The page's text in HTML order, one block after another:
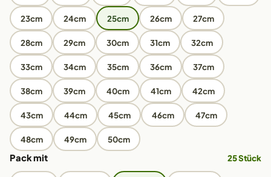
23cm 24cm 25cm 26cm 27cm
28cm 29cm 30cm 31cm 32cm
33cm 34cm 35cm 36cm 37cm
38cm 39cm 40cm 41cm 42cm
43cm 44cm 45cm 46cm 47cm
48cm 49cm 50cm
Pack mit 25 Stück